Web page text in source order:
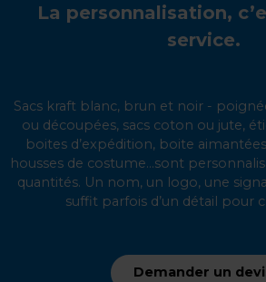
La personnalisation,
service.
Sacs kraft blanc, brun et noir -
ou découpées, sacs coton ou jute,
boites d’expédition, boite
housses de costume...sont
quantités. Un nom, un logo, une
suffit parfois d’un détail pour
Demander un